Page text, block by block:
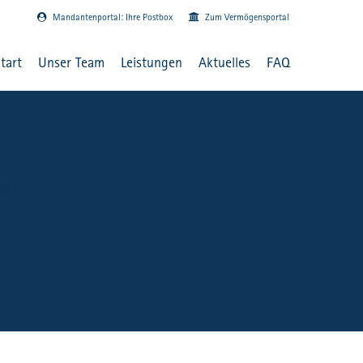
Mandantenportal: Ihre Postbox Zum Vermögensportal
Unser Team Leistungen Aktuelles FAQ